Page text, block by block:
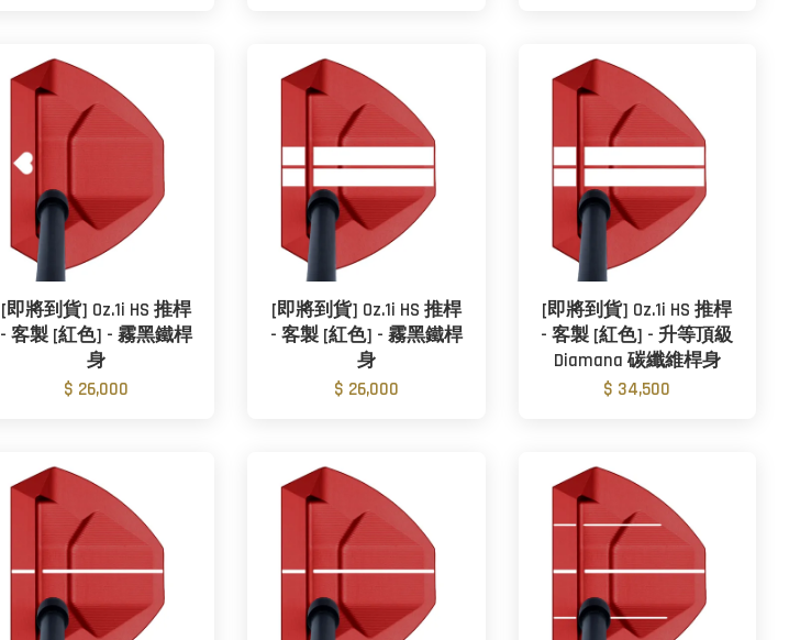
[即將到貨] Oz.1i HS 推桿
- 客製 [紅色] - 霧黑鐵桿
身
$ 26,000
[即將到貨] Oz.1i HS 推桿
- 客製 [紅色] - 霧黑鐵桿
身
$ 26,000
[即將到貨] Oz.1i HS 推桿
- 客製 [紅色] - 升等頂級
Diamana 碳纖維桿身
$ 34,500